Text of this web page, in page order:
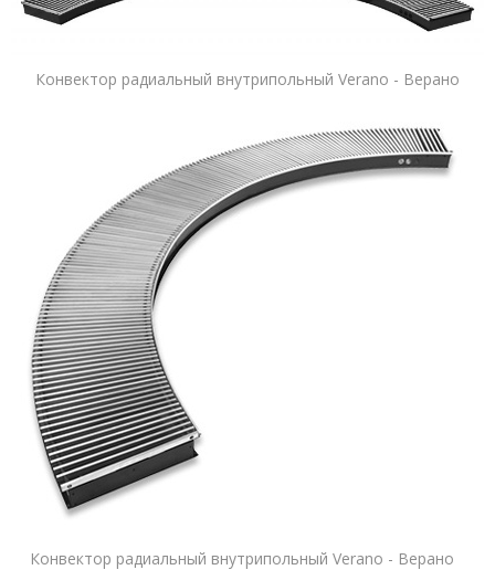
Конвектор радиальный внутрипольный Verano - Верано
Конвектор радиальный внутрипольный Verano - Верано